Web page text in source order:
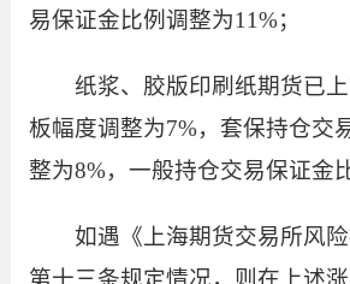
易保证金比例调整为11%；
纸浆、胶版印刷纸期货已
板幅度调整为7%，套保持仓交
整为8%，一般持仓交易保证金
如遇《上海期货交易所风险
第十三条规定情况，则在上述